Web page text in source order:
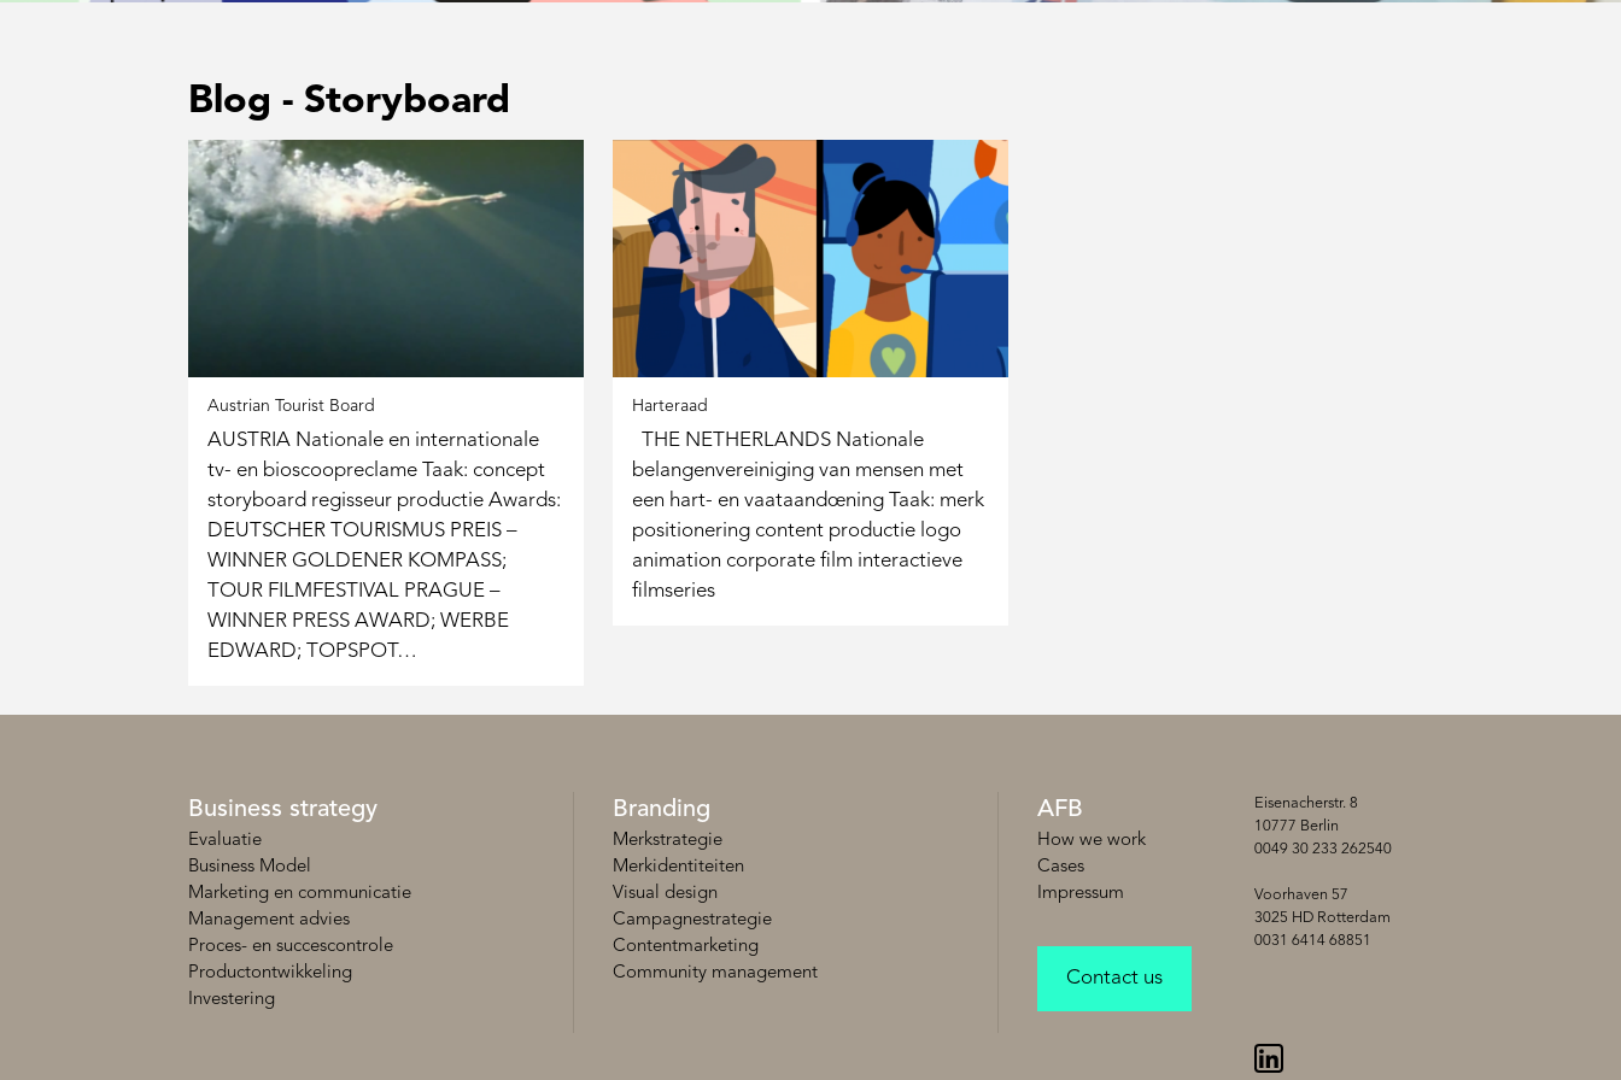
Blog - Storyboard
Austrian Tourist Board
AUSTRIA Nationale en internationale
tv- en bioscoopreclame Taak: concept
storyboard regisseur productie Awards:
DEUTSCHER TOURISMUS PREIS –
WINNER GOLDENER KOMPASS;
TOUR FILMFESTIVAL PRAGUE –
WINNER PRESS AWARD; WERBE
EDWARD; TOPSPOT…
Harteraad
THE NETHERLANDS Nationale
belangenvereiniging van mensen met
een hart- en vaataandoening Taak: merk
positionering content productie logo
animation corporate film interactieve
filmseries
Business strategy
Evaluatie
Business Model
Marketing en communicatie
Management advies
Proces- en succescontrole
Productontwikkeling
Investering
Branding
Merkstrategie
Merkidentiteiten
Visual design
Campagnestrategie
Contentmarketing
Community management
AFB
How we work
Cases
Impressum
Contact us
Eisenacherstr. 8
10777 Berlin
0049 30 233 262540
Voorhaven 57
3025 HD Rotterdam
0031 6414 68851